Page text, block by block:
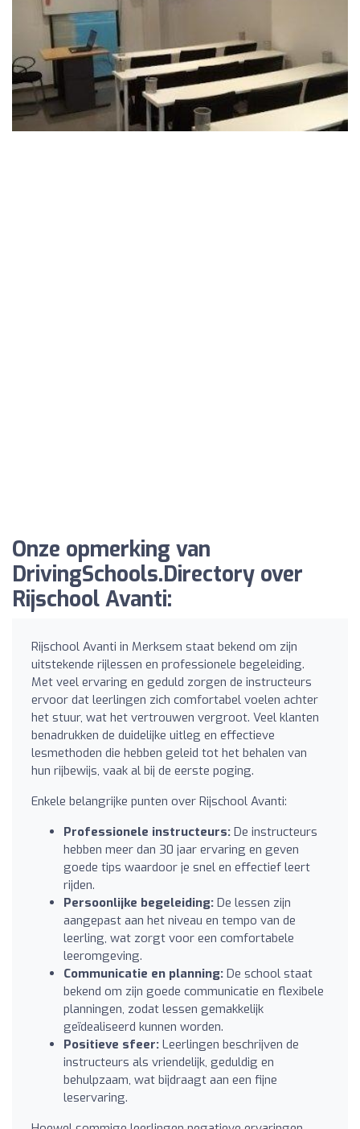
Onze opmerking van
DrivingSchools.Directory over
Rijschool Avanti:
Rijschool Avanti in Merksem staat bekend om zijn
uitstekende rijlessen en professionele begeleiding.
Met veel ervaring en geduld zorgen de instructeurs
ervoor dat leerlingen zich comfortabel voelen achter
het stuur, wat het vertrouwen vergroot. Veel klanten
benadrukken de duidelijke uitleg en effectieve
lesmethoden die hebben geleid tot het behalen van
hun rijbewijs, vaak al bij de eerste poging.
Enkele belangrijke punten over Rijschool Avanti:
Professionele instructeurs: De instructeurs
hebben meer dan 30 jaar ervaring en geven
goede tips waardoor je snel en effectief leert
rijden.
Persoonlijke begeleiding: De lessen zijn
aangepast aan het niveau en tempo van de
leerling, wat zorgt voor een comfortabele
leeromgeving.
Communicatie en planning: De school staat
bekend om zijn goede communicatie en flexibele
planningen, zodat lessen gemakkelijk
geïdealiseerd kunnen worden.
Positieve sfeer: Leerlingen beschrijven de
instructeurs als vriendelijk, geduldig en
behulpzaam, wat bijdraagt aan een fijne
leservaring.